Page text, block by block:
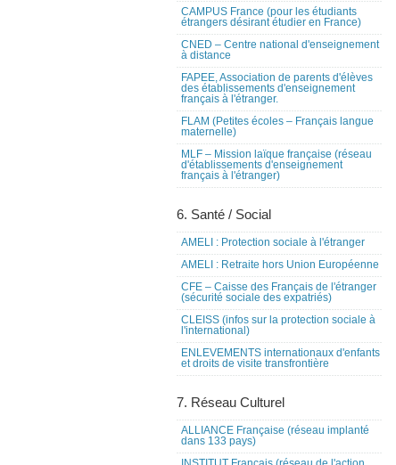
CAMPUS France (pour les étudiants
étrangers désirant étudier en France)
CNED – Centre national d'enseignement
à distance
FAPEE, Association de parents d'élèves
des établissements d'enseignement
français à l'étranger.
FLAM (Petites écoles – Français langue
maternelle)
MLF – Mission laïque française (réseau
d'établissements d'enseignement
français à l'étranger)
6. Santé / Social
AMELI : Protection sociale à l'étranger
AMELI : Retraite hors Union Européenne
CFE – Caisse des Français de l'étranger
(sécurité sociale des expatriés)
CLEISS (infos sur la protection sociale à
l'international)
ENLEVEMENTS internationaux d'enfants
et droits de visite transfrontière
7. Réseau Culturel
ALLIANCE Française (réseau implanté
dans 133 pays)